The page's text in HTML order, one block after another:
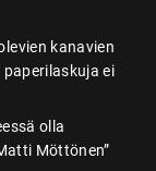
kanavien
ei
olla
Möttönen”